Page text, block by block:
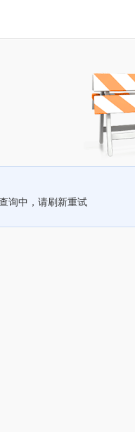
询中，请刷新重试